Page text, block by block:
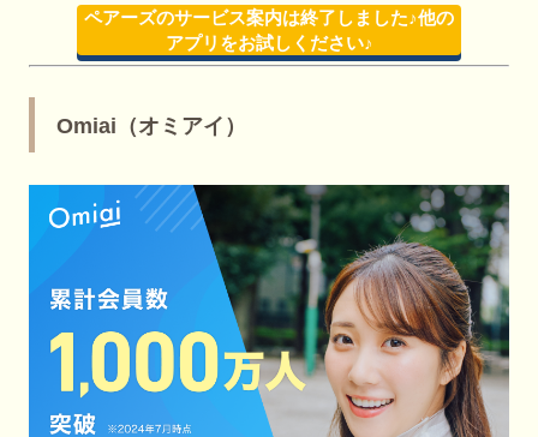
ペアーズのサービス案内は終了しました♪他の
アプリをお試しください♪
Omiai（オミアイ）